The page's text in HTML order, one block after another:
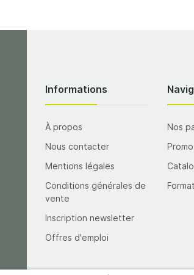
Informations
À propos
Nous contacter
Mentions légales
Conditions générales de
vente
Inscription newsletter
Offres d'emploi
Nos